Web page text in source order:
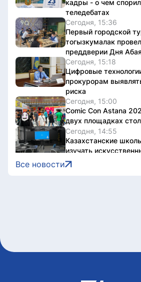
кадры - о чем
теледебатах
Сегодня, 15:36
Первый городской
тогызкумалак
преддверии Дня Абая
Сегодня, 15:18
Цифровые
прокурорам
риска
Сегодня, 15:00
Comic Con Astana
двух площадках
Сегодня, 14:55
Казахстанские
изучать
класса
Сегодня, 14:32
национальным
Все новости